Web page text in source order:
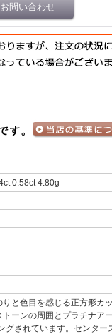
お問い合わせ
0.58ct 4.80g
と色目を感じる正方形カ
ーンの周囲とプラチナア
グされています。センタ